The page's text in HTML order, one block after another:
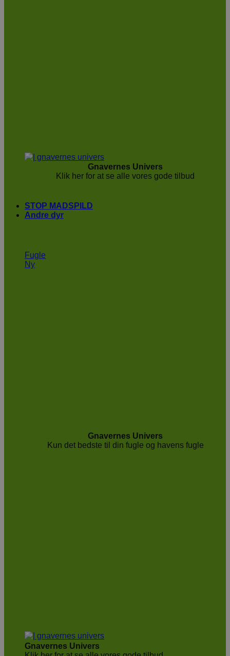
Gnavernes Univers
Klik her for at se alle vores gode tilbud
STOP MADSPILD
Andre dyr
Fugle
Ny
Gnavernes Univers
Kun det bedste til din fugle og havens fugle
Gnavernes Univers